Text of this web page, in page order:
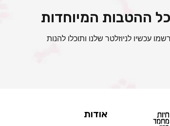
ההטבות המיוחדות
עכשיו לניוזלטר שלנו ותוכלו להנות
אודות